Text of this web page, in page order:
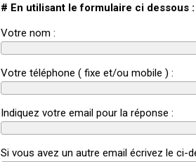
# En utilisant le formulaire ci dessous :
Votre nom :
Votre téléphone ( fixe et/ou mobile ) :
Indiquez votre email pour la réponse :
Si vous avez un autre email écrivez le ci-